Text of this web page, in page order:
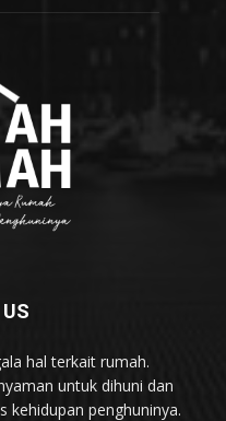
hal terkait rumah.
untuk dihuni dan
kehidupan penghuninya.